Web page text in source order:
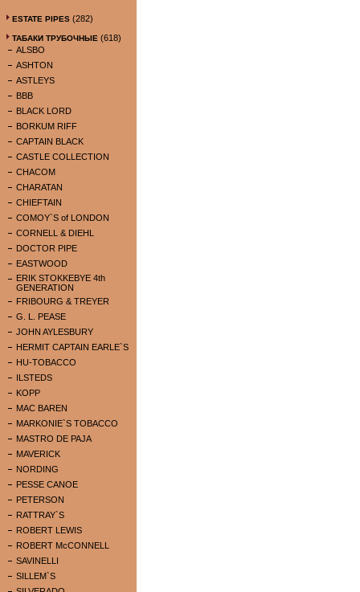
ESTATE PIPES (282)
ТАБАКИ ТРУБОЧНЫЕ (618)
ALSBO
ASHTON
ASTLEYS
BBB
BLACK LORD
BORKUM RIFF
CAPTAIN BLACK
CASTLE COLLECTION
CHACOM
CHARATAN
CHIEFTAIN
COMOY`S of LONDON
CORNELL & DIEHL
DOCTOR PIPE
EASTWOOD
ERIK STOKKEBYE 4th
GENERATION
FRIBOURG & TREYER
G. L. PEASE
JOHN AYLESBURY
HERMIT CAPTAIN EARLE`S
HU-TOBACCO
ILSTEDS
KOPP
MAC BAREN
MARKONIE`S TOBACCO
MASTRO DE PAJA
MAVERICK
NORDING
PESSE CANOE
PETERSON
RATTRAY`S
ROBERT LEWIS
ROBERT McCONNELL
SAVINELLI
SILLEM`S